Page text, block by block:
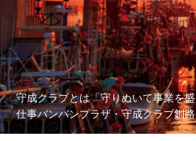
守成クラブとは「守りぬいて事業を
仕事バンバンプラザ・守成クラブ釧